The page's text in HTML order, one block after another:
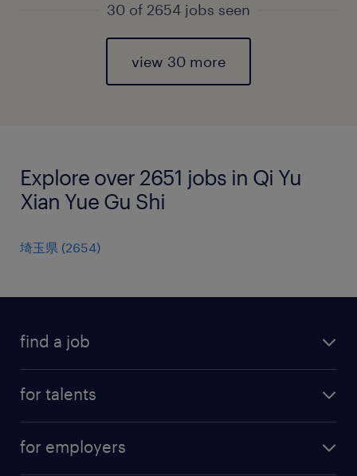
30 of 2654 jobs seen
view 30 more
Explore over 2651 jobs in Qi Yu
Xian Yue Gu Shi
埼玉県 (2654)
find a job
for talents
professional career
for employers